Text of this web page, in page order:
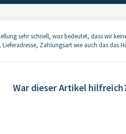
sehr schnell, was bedeutet, dass wir
Zahlungsart wie auch das das
War dieser Artikel